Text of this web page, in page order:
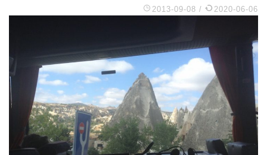
2013-09-08 / 2020-06-06